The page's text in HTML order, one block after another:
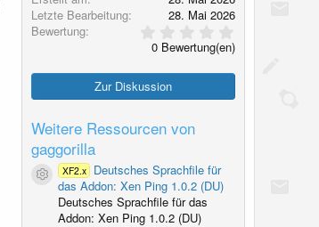
Letzte Bearbeitung
28. Mai 2026
Bewertung
,
0
t
0 Bewertung(en)
Zur Diskussion
Weitere Ressourcen von
gaggorilla
Ressourcen-Icon
XF2.x
Deutsches Sprachfile für
das Addon: Xen Ping 1.0.2 (DU)
Deutsches Sprachfile für das
Addon: Xen Ping 1.0.2 (DU)